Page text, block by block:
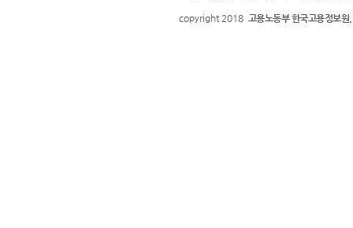
copyright 2018 고용노동부 한국고용정보원.